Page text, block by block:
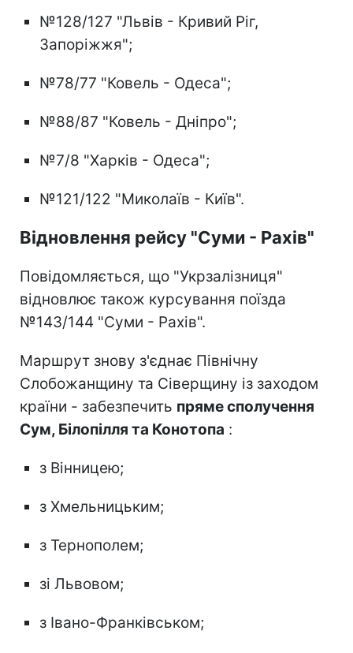
№128/127 "Львів - Кривий Ріг,
Запоріжжя";
№78/77 "Ковель - Одеса";
№88/87 "Ковель - Дніпро";
№7/8 "Харків - Одеса";
№121/122 "Миколаїв - Київ".
Відновлення рейсу "Суми - Рахів"
Повідомляється, що "Укрзалізниця"
відновлює також курсування поїзда
№143/144 "Суми - Рахів".
Маршрут знову з'єднає Північну
Слобожанщину та Сіверщину із заходом
країни - забезпечить пряме сполучення
Сум, Білопілля та Конотопа :
з Вінницею;
з Хмельницьким;
з Тернополем;
зі Львовом;
з Івано-Франківськом;